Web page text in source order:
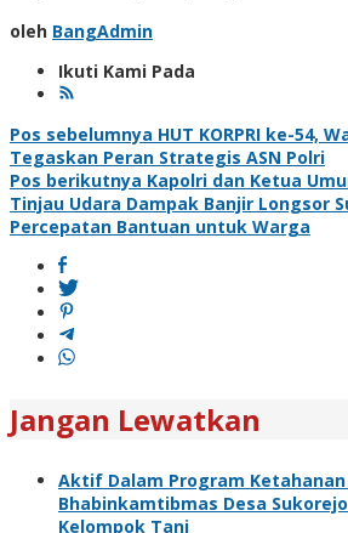
oleh BangAdmin
Ikuti Kami Pada
Navigasi
pos
Pos sebelumnya HUT KORPRI ke-54,
Tegaskan Peran Strategis ASN Polri
Pos berikutnya Kapolri dan Ketua
Tinjau Udara Dampak Banjir Longsor
Percepatan Bantuan untuk Warga
Jangan Lewatkan
Aktif Dalam Program Ketahanan
Bhabinkamtibmas Desa
Kelompok Tani